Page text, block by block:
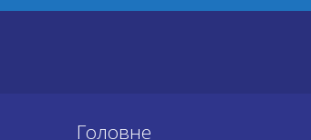
Головне